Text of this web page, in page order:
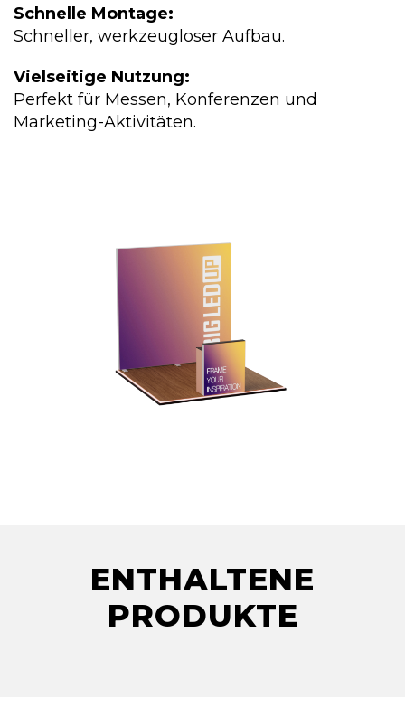
Schnelle Montage:
Schneller, werkzeugloser Aufbau.
Vielseitige Nutzung:
Perfekt für Messen, Konferenzen und
Marketing-Aktivitäten.
ENTHALTENE
PRODUKTE